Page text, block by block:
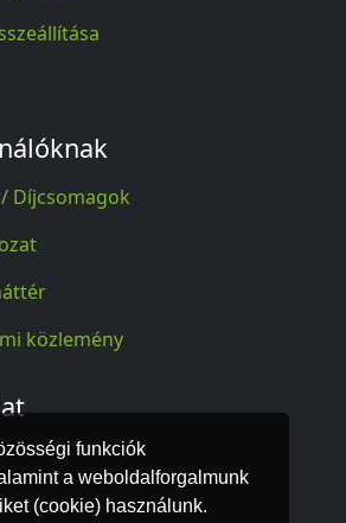
funkciók
a weboldalforgalmunk
(cookie) használunk.
Díjcsomagok
közlemény